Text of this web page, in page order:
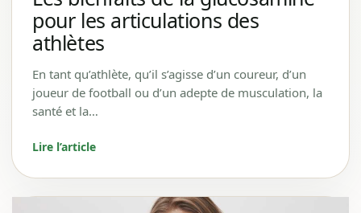
pour les articulations des
athlètes
En tant qu’athlète, qu’il s’agisse d’un coureur, d’un
joueur de football ou d’un adepte de musculation, la
santé et la…
Lire l’article